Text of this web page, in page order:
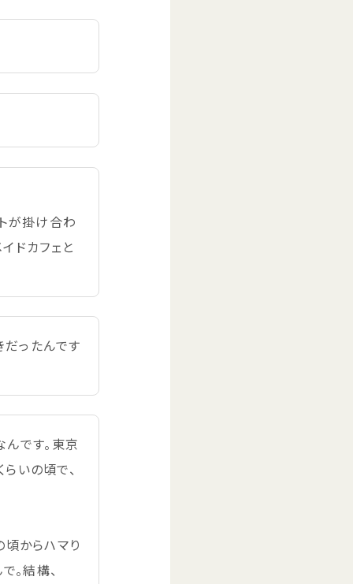
が掛け合わ
ドカフェと
だったんです
んです。 東京
らいの頃で、
頃からハマり
。結構、